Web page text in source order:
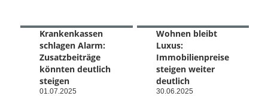
Krankenkassen
schlagen Alarm:
Zusatzbeiträge
könnten deutlich
steigen
01.07.2025
Wohnen bleibt
Luxus:
Immobilienpreise
steigen weiter
deutlich
30.06.2025